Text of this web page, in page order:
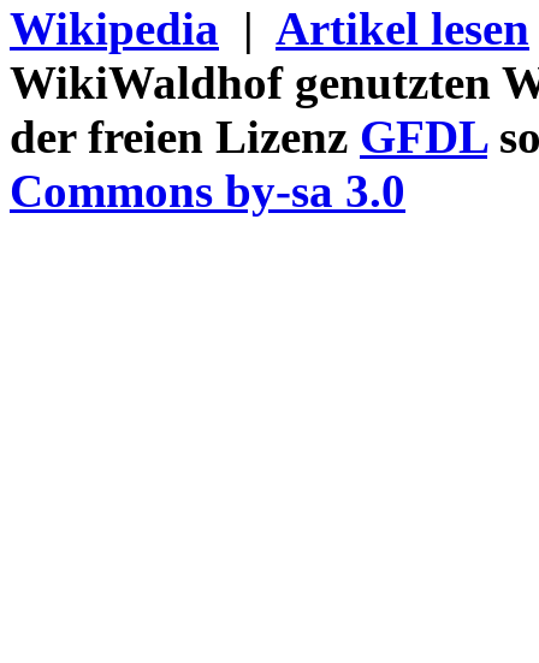
Wikipedia | Artikel lesen
WikiWaldhof genutzten
der freien Lizenz GFDL
Commons by-sa 3.0